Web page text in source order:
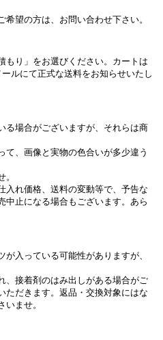
望の方は、お問い合わせ下さい。
もり」をお選びください。カートは
ルにて正式な送料をお知らせいたし
場合がございますが、それらは商
、画像と実物の色合いが多少違う
れ価格、送料の変動等で、予告な
中止になる場合もございます。あら
入っている可能性がありますが、
接着剤のはみ出しがある場合がご
ただきます。返品・交換対象にはな
いませ。